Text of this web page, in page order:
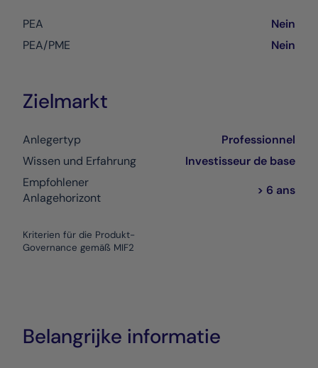
PEA
Nein
PEA/PME
Nein
Zielmarkt
Anlegertyp
Professionnel
Wissen und Erfahrung
Investisseur de base
Empfohlener
Anlagehorizont
> 6 ans
Kriterien für die Produkt-
Governance gemäß MIF2
Belangrijke informatie